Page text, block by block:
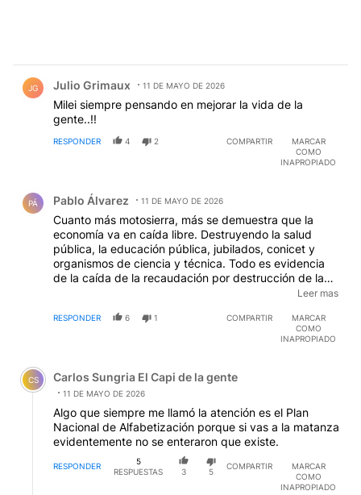
JG Julio Grimaux 11 DE MAYO DE 2026
Milei siempre pensando en mejorar la vida de la
gente..!!
RESPONDER 4 2 COMPARTIR
MARCAR
COMO
INAPROPIADO
PÁ Pablo Álvarez 11 DE MAYO DE 2026
Cuanto más motosierra, más se demuestra que la
economía va en caída libre. Destruyendo la salud
pública, la educación pública, jubilados, conicet y
organismos de ciencia y técnica. Todo es evidencia
de la caída de la recaudación por destrucción de la
economía. Eso sí, le bajamos impuestos a los bienes
sectores que la están juntando con la pala.
Leer mas
RESPONDER 6 1 COMPARTIR
MARCAR
COMO
INAPROPIADO
Comentario de Carlos Sungria El Capi de la gente.
CS Carlos Sungria El Capi de la gente
11 DE MAYO DE 2026
Algo que siempre me llamó la atención es el Plan
Nacional de Alfabetización porque si vas a la matanza
evidentemente no se enteraron que existe.
RESPONDER
5
RESPUESTAS
3 5
COMPARTIR
MARCAR
COMO
INAPROPIADO